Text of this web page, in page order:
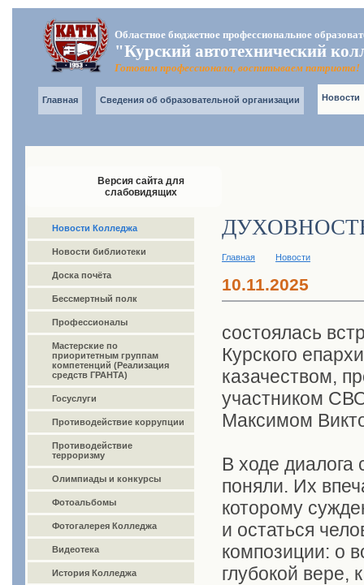
Областное бюджетное профессиональное
"Курский автотехнический
Готовим профессионала, воспитываем патриота!
Главная Сведения об образовательной организации Новости
Версия сайта для
слабовидящих
Новости Колледжа
Новости библиотеки
Доска почёта
Бессмертный полк
Профессионалы
Мастерские по
приоритетным группам
компетенций (Реализация
средств ГРАНТА)
Госуслуги
Противодействие коррупции
Противодействие
терроризму
Олимпиады и конкурсы
Фотоальбомы
Фотогалерея Колледжа
Видеотека
История Колледжа
Главная Новости
10.11.2025
состоялась
Курского
казачеством,
участником
Максимом
В ходе диалога
поняли. Их
которому
и остаться
композиции: о
глубокой вере,